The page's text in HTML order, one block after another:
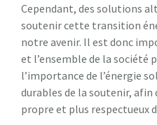
Cependant, des solutions
soutenir cette transition
notre avenir. Il est donc
et l’ensemble de la société
l’importance de l’énergie
durables de la soutenir,
propre et plus respectueux